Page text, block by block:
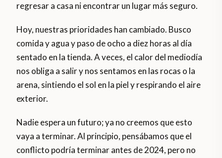
regresar a casa ni encontrar un lugar más seguro.
Hoy, nuestras prioridades han cambiado. Busco
comida y agua y paso de ocho a diez horas al día
sentado en la tienda. A veces, el calor del mediodía
nos obliga a salir y nos sentamos en las rocas o la
arena, sintiendo el sol en la piel y respirando el aire
exterior.
Nadie espera un futuro; ya no creemos que esto
vaya a terminar. Al principio, pensábamos que el
conflicto podría terminar antes de 2024, pero no